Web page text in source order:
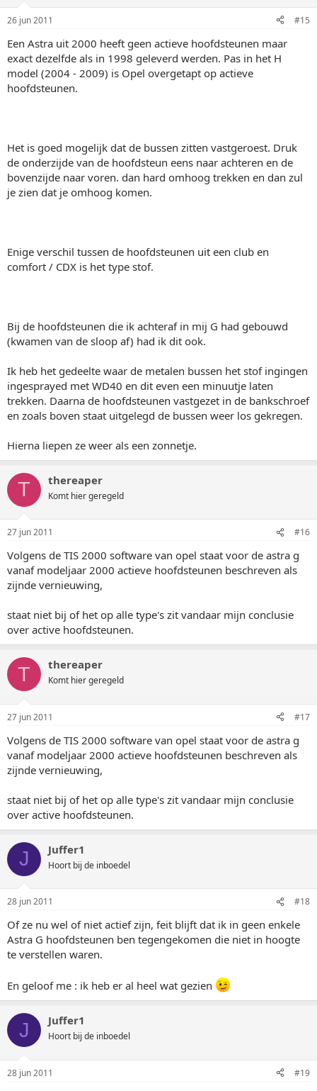
26 jun 2011 #15
Een Astra uit 2000 heeft geen actieve hoofdsteunen maar
exact dezelfde als in 1998 geleverd werden. Pas in het H
model (2004 - 2009) is Opel overgetapt op actieve
hoofdsteunen.
Het is goed mogelijk dat de bussen zitten vastgeroest. Druk
de onderzijde van de hoofdsteun eens naar achteren en de
bovenzijde naar voren. dan hard omhoog trekken en dan zul
je zien dat je omhoog komen.
Enige verschil tussen de hoofdsteunen uit een club en
comfort / CDX is het type stof.
Bij de hoofdsteunen die ik achteraf in mij G had gebouwd
(kwamen van de sloop af) had ik dit ook.
Ik heb het gedeelte waar de metalen bussen het stof ingingen
ingesprayed met WD40 en dit even een minuutje laten
trekken. Daarna de hoofdsteunen vastgezet in de bankschroef
en zoals boven staat uitgelegd de bussen weer los gekregen.
Hierna liepen ze weer als een zonnetje.
T thereaper
Komt hier geregeld
27 jun 2011 #16
Volgens de TIS 2000 software van opel staat voor de astra g
vanaf modeljaar 2000 actieve hoofdsteunen beschreven als
zijnde vernieuwing,
staat niet bij of het op alle type's zit vandaar mijn conclusie
over active hoofdsteunen.
T thereaper
Komt hier geregeld
27 jun 2011 #17
Volgens de TIS 2000 software van opel staat voor de astra g
vanaf modeljaar 2000 actieve hoofdsteunen beschreven als
zijnde vernieuwing,
staat niet bij of het op alle type's zit vandaar mijn conclusie
over active hoofdsteunen.
J Juffer1
Hoort bij de inboedel
28 jun 2011 #18
Of ze nu wel of niet actief zijn, feit blijft dat ik in geen enkele
Astra G hoofdsteunen ben tegengekomen die niet in hoogte
te verstellen waren.
En geloof me : ik heb er al heel wat gezien
J Juffer1
Hoort bij de inboedel
28 jun 2011 #19